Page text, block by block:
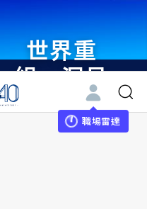
世界重
組・洞見
未來 與
世界領袖
職場雷達